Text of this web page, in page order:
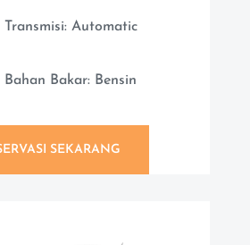
Transmisi: Automatic
Bahan Bakar: Bensin
SEKARANG